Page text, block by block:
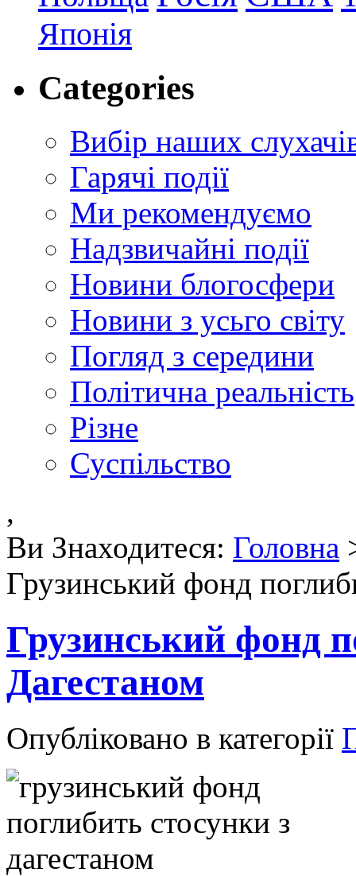
Японія
Categories
Вибір наших
Гарячі події
Ми рекомендуємо
Надзвичайні події
Новини блогосфери
Новини з усьго світу
Погляд з середини
Політична реальність
Різне
Суспільство
,
Ви Знаходитеся: Головна
Грузинський фонд
Грузинський фонд
Дагестаном
Опубліковано в категорії